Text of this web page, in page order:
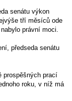
senátu výkon
tří měsíců ode
právní moci.
předseda senátu
prospěšných prací
roku, v níž má